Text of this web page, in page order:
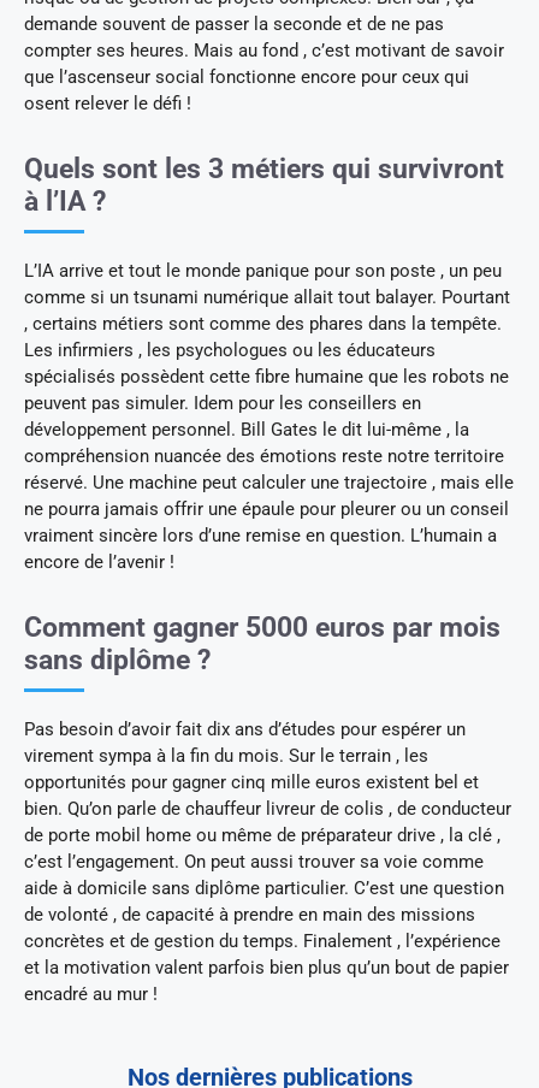
demande souvent de passer la seconde et de ne pas
compter ses heures. Mais au fond , c’est motivant de savoir
que l’ascenseur social fonctionne encore pour ceux qui
osent relever le défi !
Quels sont les 3 métiers qui survivront
à l’IA ?
L’IA arrive et tout le monde panique pour son poste , un peu
comme si un tsunami numérique allait tout balayer. Pourtant
, certains métiers sont comme des phares dans la tempête.
Les infirmiers , les psychologues ou les éducateurs
spécialisés possèdent cette fibre humaine que les robots ne
peuvent pas simuler. Idem pour les conseillers en
développement personnel. Bill Gates le dit lui-même , la
compréhension nuancée des émotions reste notre territoire
réservé. Une machine peut calculer une trajectoire , mais elle
ne pourra jamais offrir une épaule pour pleurer ou un conseil
vraiment sincère lors d’une remise en question. L’humain a
encore de l’avenir !
Comment gagner 5000 euros par mois
sans diplôme ?
Pas besoin d’avoir fait dix ans d’études pour espérer un
virement sympa à la fin du mois. Sur le terrain , les
opportunités pour gagner cinq mille euros existent bel et
bien. Qu’on parle de chauffeur livreur de colis , de conducteur
de porte mobil home ou même de préparateur drive , la clé ,
c’est l’engagement. On peut aussi trouver sa voie comme
aide à domicile sans diplôme particulier. C’est une question
de volonté , de capacité à prendre en main des missions
concrètes et de gestion du temps. Finalement , l’expérience
et la motivation valent parfois bien plus qu’un bout de papier
encadré au mur !
Nos dernières publications